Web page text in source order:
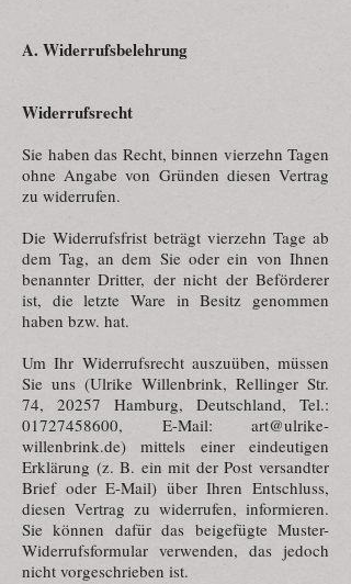
A. Widerrufsbelehrung
Widerrufsrecht
Sie haben das Recht, binnen vierzehn Tagen
ohne Angabe von Gründen diesen Vertrag
zu widerrufen.
Die Widerrufsfrist beträgt vierzehn Tage ab
dem Tag, an dem Sie oder ein von Ihnen
benannter Dritter, der nicht der Beförderer
ist, die letzte Ware in Besitz genommen
haben bzw. hat.
Um Ihr Widerrufsrecht auszuüben, müssen
Sie uns (Ulrike Willenbrink, Rellinger Str.
74, 20257 Hamburg, Deutschland, Tel.:
01727458600, E-Mail: art@ulrike-
willenbrink.de) mittels einer eindeutigen
Erklärung (z. B. ein mit der Post versandter
Brief oder E-Mail) über Ihren Entschluss,
diesen Vertrag zu widerrufen, informieren.
Sie können dafür das beigefügte Muster-
Widerrufsformular verwenden, das jedoch
nicht vorgeschrieben ist.